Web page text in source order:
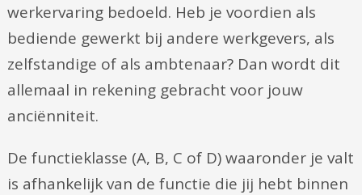
werkervaring bedoeld. Heb je voordien als
bediende gewerkt bij andere werkgevers, als
zelfstandige of als ambtenaar? Dan wordt dit
allemaal in rekening gebracht voor jouw
anciënniteit.
De functieklasse (A, B, C of D) waaronder je valt
is afhankelijk van de functie die jij hebt binnen